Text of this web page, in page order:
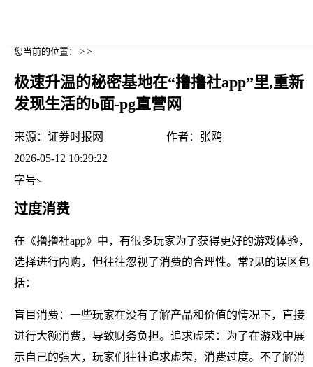
您当前的位置： > >
极速升温的秘密基地在“撸撸社app”里,重新
发现生活的b面-pg直营网
来源： 证券时报网 作者： 张鸥
2026-05-12 10:29:22
字号
过度消费
在《撸撸社app》中，有很多玩家为了获得更好的游戏体验，
选择进行内购，但往往忽视了消费的合理性。常?见的误区包
括：
盲目消费：一些玩家在没有了解产品和价值的情况下，直接
进行大额消费，导致财务负担。追求虚荣：为了在游戏中展
示自己的强大，玩家们往往追求虚荣，消费过度。不了解消